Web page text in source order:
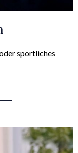
sportliches